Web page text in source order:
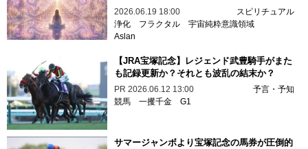
2026.06.19 18:00
スピリチュアル
浄化
フラクタル 宇宙純粋意識領域
Aslan
【JRA宝塚記念】レジェンド武豊騎手がまた
も記録更新か？それとも波乱の結末か？
PR 2026.06.12 13:00
予言・予知
競馬 一攫千金 G1
サマージャンボより宝塚記念の馬券が圧倒的